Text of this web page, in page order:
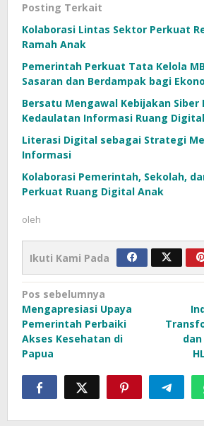
Posting Terkait
Kolaborasi Lintas Sektor Perkuat
Ramah Anak
Pemerintah Perkuat Tata Kelola
Sasaran dan Berdampak bagi
Bersatu Mengawal Kebijakan Siber
Kedaulatan Informasi Ruang Digital
Literasi Digital sebagai Strategi
Informasi
Kolaborasi Pemerintah, Sekolah,
Perkuat Ruang Digital Anak
oleh
Ikuti Kami Pada
Navigasi
pos
Pos sebelumnya
Mengapresiasi Upaya
Pemerintah Perbaiki
Akses Kesehatan di
Papua